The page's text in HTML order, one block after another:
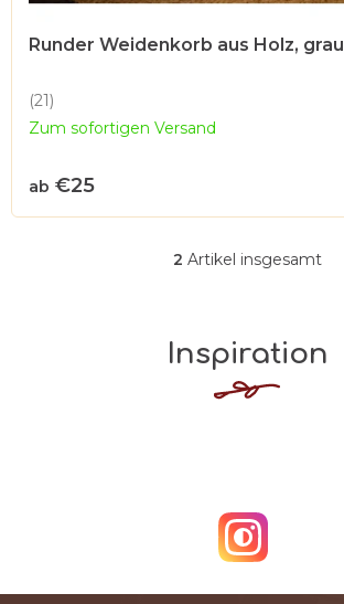
Runder Weidenkorb aus Holz, grau
Die
durchschnittliche
5,0
von
(21)
Zum sofortigen Versand
ab €25
S
u
e
m
e
2 Artikel insgesamt
Inspiration